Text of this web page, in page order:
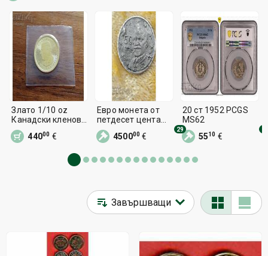
Злато 1/10 oz
Канадски кленов
лист
44000 €
Евро монета от
петдесет цента
Гърция
450000 €
20 ст 1952 PCGS
MS62
5510 €
29